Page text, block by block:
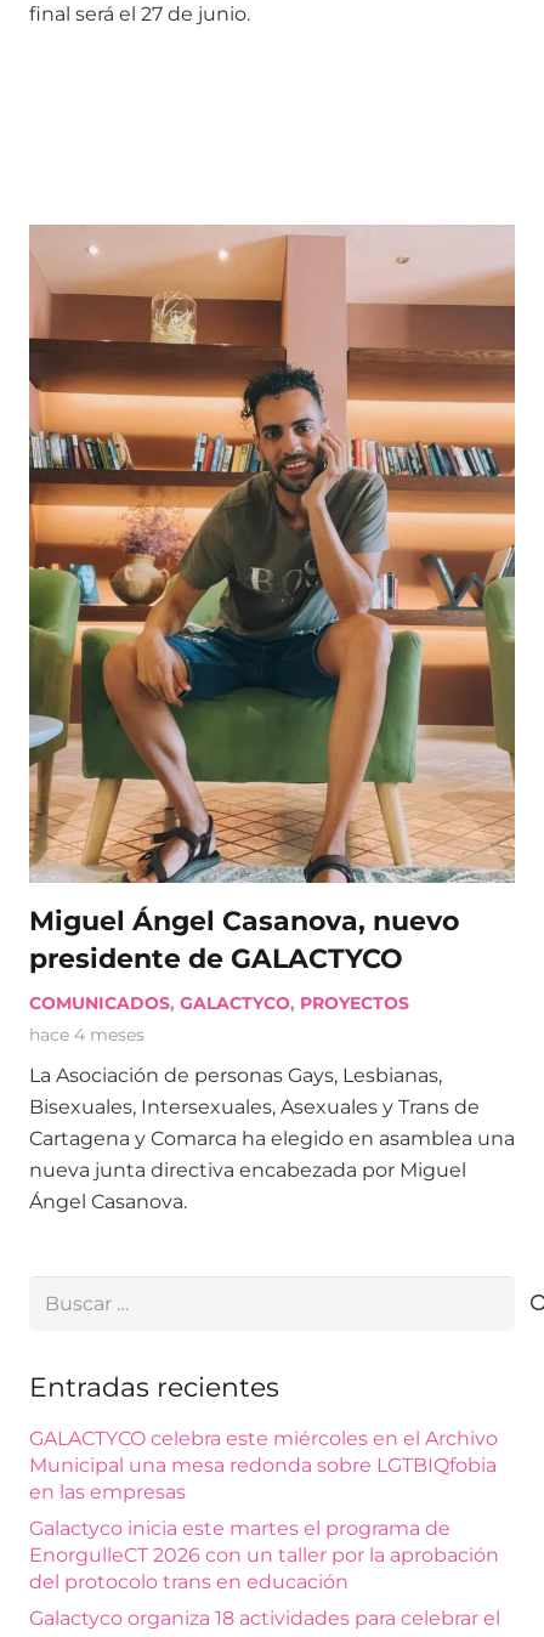
final será el 27 de junio.
Miguel Ángel Casanova, nuevo
presidente de GALACTYCO
COMUNICADOS, GALACTYCO, PROYECTOS
hace 4 meses
La Asociación de personas Gays, Lesbianas,
Bisexuales, Intersexuales, Asexuales y Trans de
Cartagena y Comarca ha elegido en asamblea una
nueva junta directiva encabezada por Miguel
Ángel Casanova.
Entradas recientes
GALACTYCO celebra este miércoles en el Archivo
Municipal una mesa redonda sobre LGTBIQfobia
en las empresas
Galactyco inicia este martes el programa de
EnorgulleCT 2026 con un taller por la aprobación
del protocolo trans en educación
Galactyco organiza 18 actividades para celebrar el